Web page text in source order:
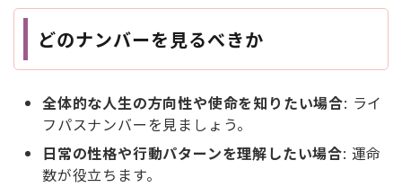
どのナンバーを見るべきか
全体的な人生の方向性や使命を知りたい場合: ライ
フパスナンバーを見ましょう。
日常の性格や行動パターンを理解したい場合: 運命
数が役立ちます。